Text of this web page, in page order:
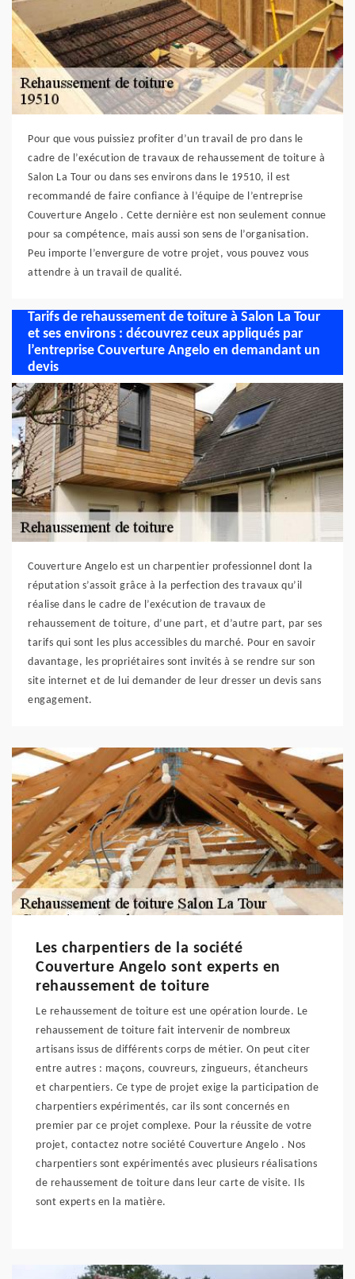
Pour que vous puissiez profiter d’un travail de pro dans le
cadre de l’exécution de travaux de rehaussement de toiture à
Salon La Tour ou dans ses environs dans le 19510, il est
recommandé de faire confiance à l’équipe de l’entreprise
Couverture Angelo . Cette dernière est non seulement connue
pour sa compétence, mais aussi son sens de l’organisation.
Peu importe l’envergure de votre projet, vous pouvez vous
attendre à un travail de qualité.
Tarifs de rehaussement de toiture à Salon La Tour
et ses environs : découvrez ceux appliqués par
l’entreprise Couverture Angelo en demandant un
devis
Couverture Angelo est un charpentier professionnel dont la
réputation s’assoit grâce à la perfection des travaux qu’il
réalise dans le cadre de l’exécution de travaux de
rehaussement de toiture, d’une part, et d’autre part, par ses
tarifs qui sont les plus accessibles du marché. Pour en savoir
davantage, les propriétaires sont invités à se rendre sur son
site internet et de lui demander de leur dresser un devis sans
engagement.
Les charpentiers de la société
Couverture Angelo sont experts en
rehaussement de toiture
Le rehaussement de toiture est une opération lourde. Le
rehaussement de toiture fait intervenir de nombreux
artisans issus de différents corps de métier. On peut citer
entre autres : maçons, couvreurs, zingueurs, étancheurs
et charpentiers. Ce type de projet exige la participation de
charpentiers expérimentés, car ils sont concernés en
premier par ce projet complexe. Pour la réussite de votre
projet, contactez notre société Couverture Angelo . Nos
charpentiers sont expérimentés avec plusieurs réalisations
de rehaussement de toiture dans leur carte de visite. Ils
sont experts en la matière.